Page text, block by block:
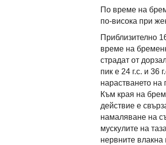
По време на
по-висока при
Приблизително
време на
страдат от
пик е 24 г.с. и 36
нарастването на
Към края на
действие е
намаляване на
мускулите на
нервните влакна